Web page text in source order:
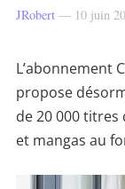
JRobert— 10 juin
L’abonnement
propose
de 20 000
et mangas au